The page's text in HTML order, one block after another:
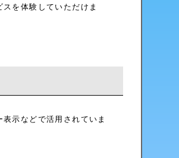
を体験していただけま
示などで活用されていま